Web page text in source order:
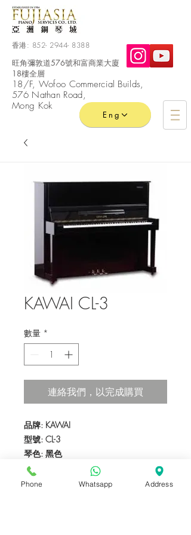
香港: 852- 2944- 8388
旺角彌敦道576號和富商業大廈
18樓全層
​18/F, Wofoo Commercial Builds,
576 Nathan Road,
Mong Kok
Eng
KAWAI CL-3
數量 *
連絡我們，以完成購買
品牌: KAWAI
型號: CL-3
琴色: 黑色
產地：日本
琴身: 光面
Phone Whatsapp Address